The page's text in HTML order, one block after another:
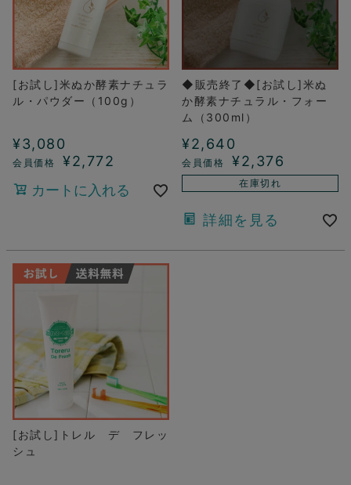
[お試し]米ぬか酵素ナチュラ
ル・パウダー（100g）
¥3,080
¥2,772
カートに入れる
◆販売終了◆[お試し]米ぬ
か酵素ナチュラル・フォー
ム（300ml）
¥2,640
¥2,376
在庫切れ
詳細を見る
[お試し]トレル デ フレッ
シュ